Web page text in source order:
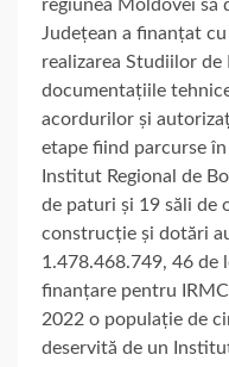
regiunea Moldovei să
Județean a finanțat
realizarea Studiilor
documentațiile
acordurilor și
etape fiind parcurse
Institut Regional de
de paturi și 19 săli de
construcție și dotări
1.478.468.749, 46 de
finanțare pentru
2022 o populație de
deservită de un